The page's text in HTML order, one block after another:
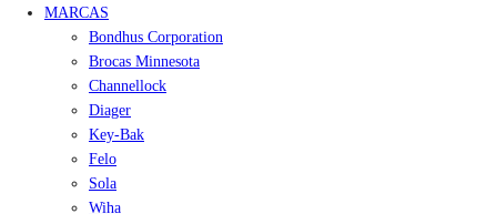
MARCAS
Bondhus Corporation
Brocas Minnesota
Channellock
Diager
Key-Bak
Felo
Sola
Wiha